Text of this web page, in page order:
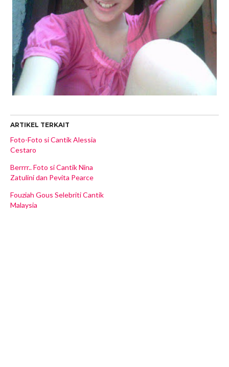
ARTIKEL TERKAIT
Foto-Foto si Cantik Alessia
Cestaro
Berrrr.. Foto si Cantik Nina
Zatulini dan Pevita Pearce
Fouziah Gous Selebriti Cantik
Malaysia